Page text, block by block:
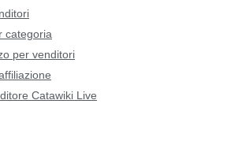
categoria
per venditori
Catawiki Live